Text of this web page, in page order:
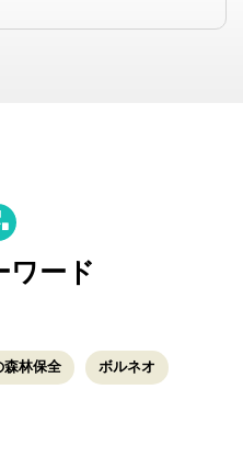
ワード
森林保全 ボルネオ